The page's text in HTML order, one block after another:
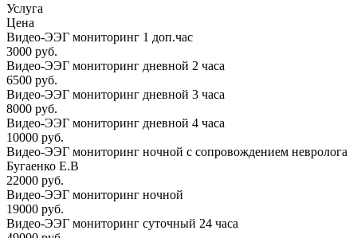
Услуга
Цена
Видео-ЭЭГ мониторинг 1 доп.час
3000 руб.
Видео-ЭЭГ мониторинг дневной 2 часа
6500 руб.
Видео-ЭЭГ мониторинг дневной 3 часа
8000 руб.
Видео-ЭЭГ мониторинг дневной 4 часа
10000 руб.
Видео-ЭЭГ мониторинг ночной с сопровождением невролога
Бугаенко Е.В
22000 руб.
Видео-ЭЭГ мониторинг ночной
19000 руб.
Видео-ЭЭГ мониторинг суточный 24 часа